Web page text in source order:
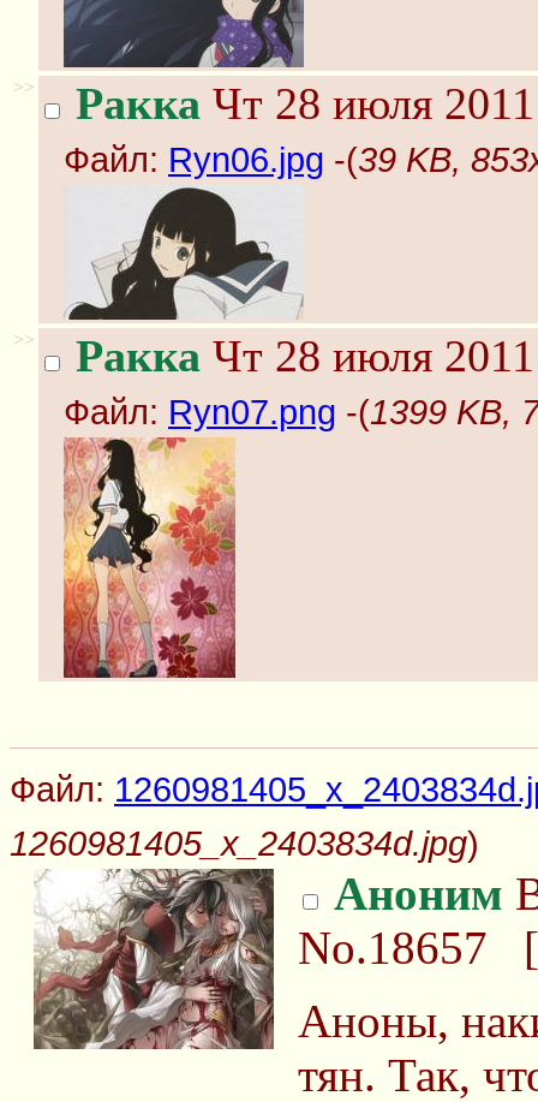
>> Ракка Чт 28 июля
Файл: Ryn06.jpg -(39 KB,
>> Ракка Чт 28 июля
Файл: Ryn07.png -(1399 KB,
Файл:
1260981405_x_2403834d.jpg)
Аноним
No.18657 [
Аноны,
тян. Так,